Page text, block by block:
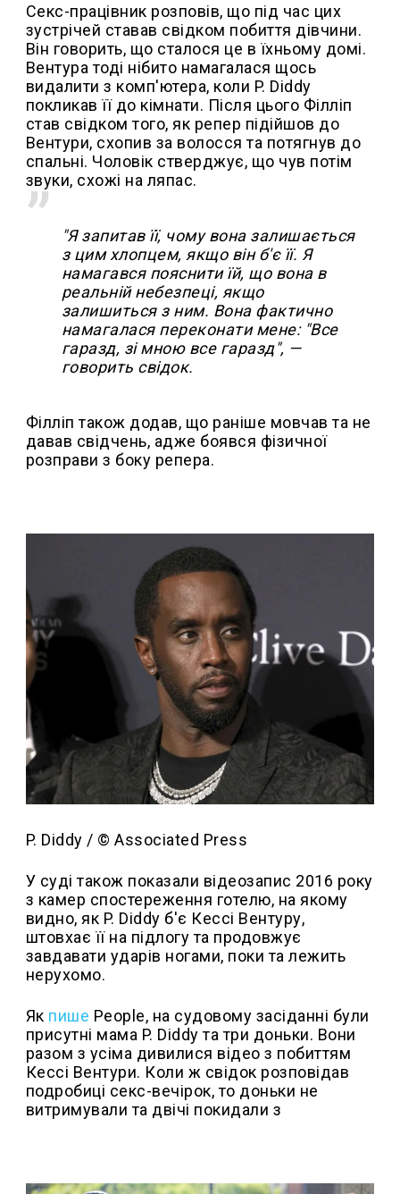
Секс-працівник розповів, що під час цих
зустрічей ставав свідком побиття дівчини.
Він говорить, що сталося це в їхньому домі.
Вентура тоді нібито намагалася щось
видалити з комп'ютера, коли P. Diddy
покликав її до кімнати. Після цього Філліп
став свідком того, як репер підійшов до
Вентури, схопив за волосся та потягнув до
спальні. Чоловік стверджує, що чув потім
звуки, схожі на ляпас.
"Я запитав її, чому вона залишається
з цим хлопцем, якщо він б'є її. Я
намагався пояснити їй, що вона в
реальній небезпеці, якщо
залишиться з ним. Вона фактично
намагалася переконати мене: "Все
гаразд, зі мною все гаразд", —
говорить свідок.
Філліп також додав, що раніше мовчав та не
давав свідчень, адже боявся фізичної
розправи з боку репера.
P. Diddy / © Associated Press
У суді також показали відеозапис 2016 року
з камер спостереження готелю, на якому
видно, як P. Diddy б'є Кессі Вентуру,
штовхає її на підлогу та продовжує
завдавати ударів ногами, поки та лежить
нерухомо.
Як пише People, на судовому засіданні були
присутні мама P. Diddy та три доньки. Вони
разом з усіма дивилися відео з побиттям
Кессі Вентури. Коли ж свідок розповідав
подробиці секс-вечірок, то доньки не
витримували та двічі покидали з